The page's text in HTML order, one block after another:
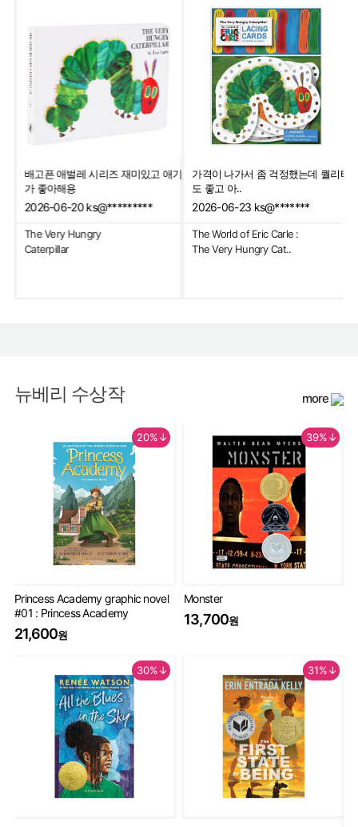
배고픈 애벌레 시리즈 재미있고 애기
가 좋아해용
2026-06-20 ks@*********
The Very Hungry
Caterpillar
가격이 나가서 좀 걱정했는데 퀄리티
도 좋고 아..
2026-06-23 ks@*******
The World of Eric Carle :
The Very Hungry Cat..
뉴베리 수상작 more
20%↓
Princess Academy graphic novel
#01 : Princess Academy
21,600원
39%↓
Monster
13,700원
30%↓ 31%↓